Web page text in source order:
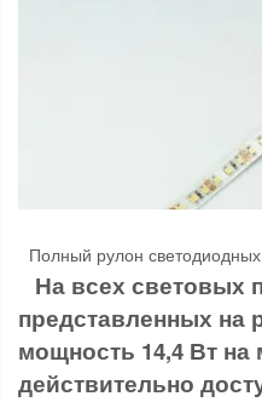
Полный рулон
На всех световых
представленных на
мощность 14,4 Вт на
действительно